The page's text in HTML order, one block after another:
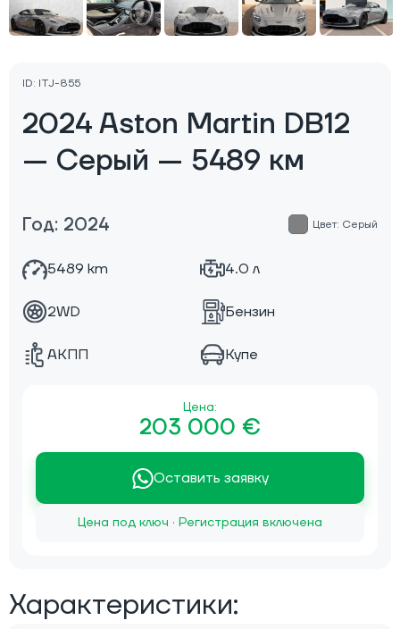
ID: ITJ-855
2024 Aston Martin DB12
— Серый — 5489 км
Год: 2024 Цвет: Серый
5489 km 4.0 л
2WD Бензин
АКПП Купе
Цена:
203 000 €
Оставить заявку
Цена под ключ · Регистрация включена
Характеристики: